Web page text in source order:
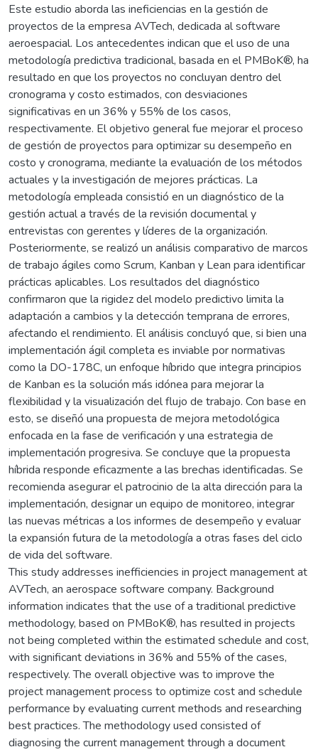
Este estudio aborda las ineficiencias en la gestión de
proyectos de la empresa AVTech, dedicada al software
aeroespacial. Los antecedentes indican que el uso de una
metodología predictiva tradicional, basada en el PMBoK®, ha
resultado en que los proyectos no concluyan dentro del
cronograma y costo estimados, con desviaciones
significativas en un 36% y 55% de los casos,
respectivamente. El objetivo general fue mejorar el proceso
de gestión de proyectos para optimizar su desempeño en
costo y cronograma, mediante la evaluación de los métodos
actuales y la investigación de mejores prácticas. La
metodología empleada consistió en un diagnóstico de la
gestión actual a través de la revisión documental y
entrevistas con gerentes y líderes de la organización.
Posteriormente, se realizó un análisis comparativo de marcos
de trabajo ágiles como Scrum, Kanban y Lean para identificar
prácticas aplicables. Los resultados del diagnóstico
confirmaron que la rigidez del modelo predictivo limita la
adaptación a cambios y la detección temprana de errores,
afectando el rendimiento. El análisis concluyó que, si bien una
implementación ágil completa es inviable por normativas
como la DO-178C, un enfoque híbrido que integra principios
de Kanban es la solución más idónea para mejorar la
flexibilidad y la visualización del flujo de trabajo. Con base en
esto, se diseñó una propuesta de mejora metodológica
enfocada en la fase de verificación y una estrategia de
implementación progresiva. Se concluye que la propuesta
híbrida responde eficazmente a las brechas identificadas. Se
recomienda asegurar el patrocinio de la alta dirección para la
implementación, designar un equipo de monitoreo, integrar
las nuevas métricas a los informes de desempeño y evaluar
la expansión futura de la metodología a otras fases del ciclo
de vida del software.
This study addresses inefficiencies in project management at
AVTech, an aerospace software company. Background
information indicates that the use of a traditional predictive
methodology, based on PMBoK®, has resulted in projects
not being completed within the estimated schedule and cost,
with significant deviations in 36% and 55% of the cases,
respectively. The overall objective was to improve the
project management process to optimize cost and schedule
performance by evaluating current methods and researching
best practices. The methodology used consisted of
diagnosing the current management through a document